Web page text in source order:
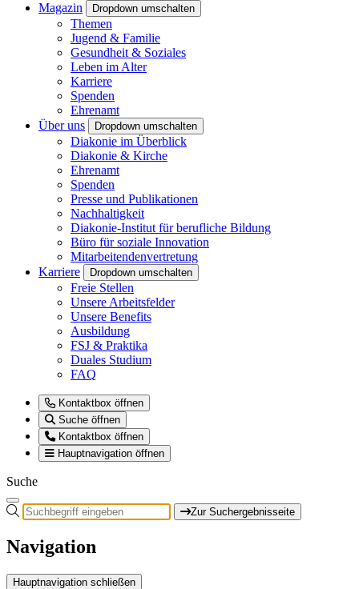
Magazin
Dropdown umschalten
Themen
Jugend & Familie
Gesundheit & Soziales
Leben im Alter
Karriere
Spenden
Ehrenamt
Über uns
Dropdown umschalten
Diakonie im Überblick
Diakonie & Kirche
Ehrenamt
Spenden
Presse und Publikationen
Nachhaltigkeit
Diakonie-Institut für berufliche Bildung
Büro für soziale Innovation
Mitarbeitendenvertretung
Karriere
Dropdown umschalten
Freie Stellen
Unsere Arbeitsfelder
Unsere Benefits
Ausbildung
FSJ & Praktika
Duales Studium
FAQ
Kontaktbox öffnen
Suche öffnen
Kontaktbox öffnen
Hauptnavigation öffnen
Suche
Zur Suchergebnisseite
Navigation
Hauptnavigation schließen